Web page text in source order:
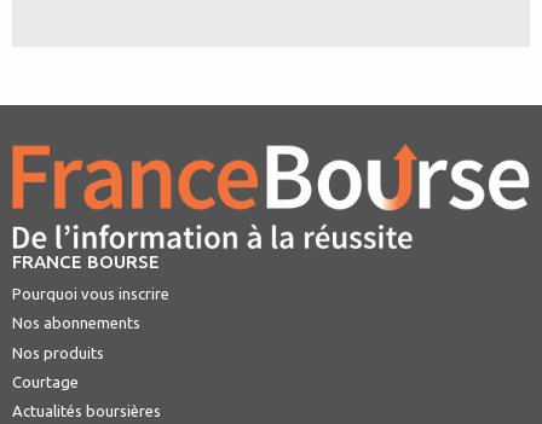
FRANCE BOURSE
Pourquoi vous inscrire
Nos abonnements
Nos produits
Courtage
Actualités boursières